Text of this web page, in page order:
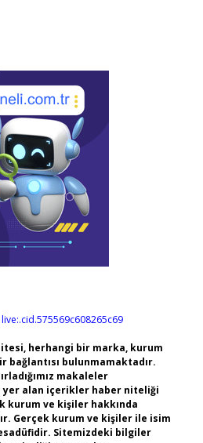
live:.cid.575569c608265c69
herhangi bir marka, kurum
bağlantısı bulunmamaktadır.
makaleler
yer alan içerikler haber niteliği
kurum ve kişiler hakkında
Gerçek kurum ve kişiler ile isim
Sitemizdeki bilgiler